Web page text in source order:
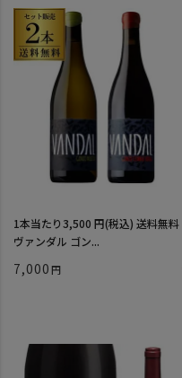
1本当たり3,500 円(税込) 送料無料
ヴァンダル ゴン...
7,000